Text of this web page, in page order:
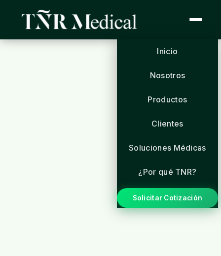
Inicio
Nosotros
Productos
Clientes
Soluciones Médicas
¿Por qué TNR?
Solicitar Cotización